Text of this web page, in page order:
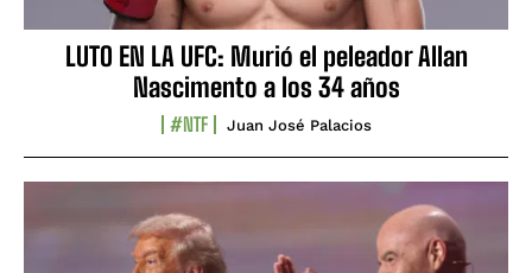
LUTO EN LA UFC: Murió el peleador Allan
Nascimento a los 34 años
#NTF Juan José Palacios